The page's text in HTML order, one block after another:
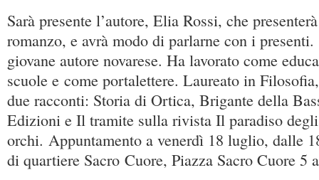
Sarà presente l’autore, Elia Rossi, che
romanzo, e avrà modo di parlarne con i
giovane autore novarese. Ha lavorato come
scuole e come portalettere. Laureato in
due racconti: Storia di Ortica, Brigante della
Edizioni e Il tramite sulla rivista Il paradiso degli
orchi. Appuntamento a venerdì 18 luglio, dalle
di quartiere Sacro Cuore, Piazza Sacro Cuore 5